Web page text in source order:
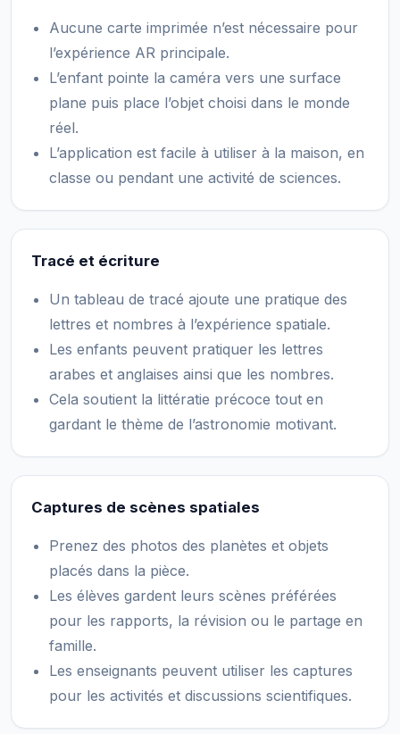
Aucune carte imprimée n’est nécessaire pour
l’expérience AR principale.
L’enfant pointe la caméra vers une surface
plane puis place l’objet choisi dans le monde
réel.
L’application est facile à utiliser à la maison, en
classe ou pendant une activité de sciences.
Tracé et écriture
Un tableau de tracé ajoute une pratique des
lettres et nombres à l’expérience spatiale.
Les enfants peuvent pratiquer les lettres
arabes et anglaises ainsi que les nombres.
Cela soutient la littératie précoce tout en
gardant le thème de l’astronomie motivant.
Captures de scènes spatiales
Prenez des photos des planètes et objets
placés dans la pièce.
Les élèves gardent leurs scènes préférées
pour les rapports, la révision ou le partage en
famille.
Les enseignants peuvent utiliser les captures
pour les activités et discussions scientifiques.